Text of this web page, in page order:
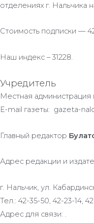
отделениях г. Нальчика
Стоимость подписки —
Наш индекс – 31228.
Учредитель
Местная администрация
E-mail газеты: gazeta-
Главный редактор
Адрес редакции и
г. Нальчик, ул.
Тел.: 42-35-50, 42-23-14,
Адрес для связи: .